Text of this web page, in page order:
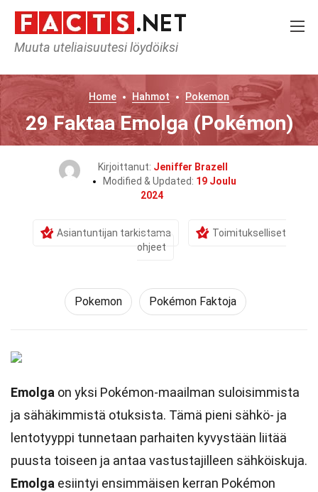
Muuta uteliaisuutesi löydöiksi
Home Hahmot Pokemon
29 Faktaa Emolga (Pokémon)
Kirjoittanut: Jeniffer Brazell
Modified & Updated: 19 Joulu
2024
Asiantuntijan tarkistama
Toimitukselliset
ohjeet
Pokemon Pokémon Faktoja
Emolga on yksi Pokémon-maailman suloisimmista
ja sähäkimmistä otuksista. Tämä pieni sähkö- ja
lentotyyppi tunnetaan parhaiten kyvystään liitää
puusta toiseen ja antaa vastustajilleen sähköiskuja.
Emolga esiintyi ensimmäisen kerran Pokémon